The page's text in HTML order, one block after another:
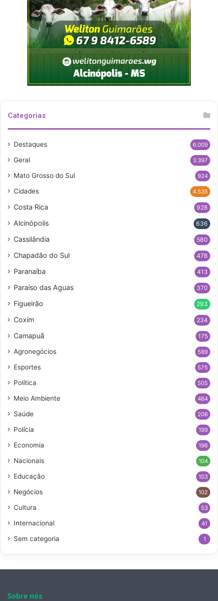
Categorias
Destaques 6.009
Geral 3.397
Mato Grosso do Sul 924
Cidades 4.535
Costa Rica 928
Alcinópolis 636
Cassilândia 580
Chapadão do Sul 478
Paranaíba 413
Paraíso das Aguas 370
Figueirão 293
Coxim 234
Camapuã 175
Agronegócios 589
Esportes 575
Política 505
Meio Ambiente 464
Saúde 206
Polícia 199
Economia 196
Nacionais 104
Educação 103
Negócios 102
Cultura 53
Internacional 41
Sem categoria 1
Sobre nós